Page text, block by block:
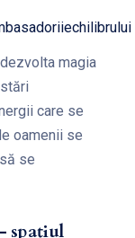
magia
care se
oamenii se
se
spațiul